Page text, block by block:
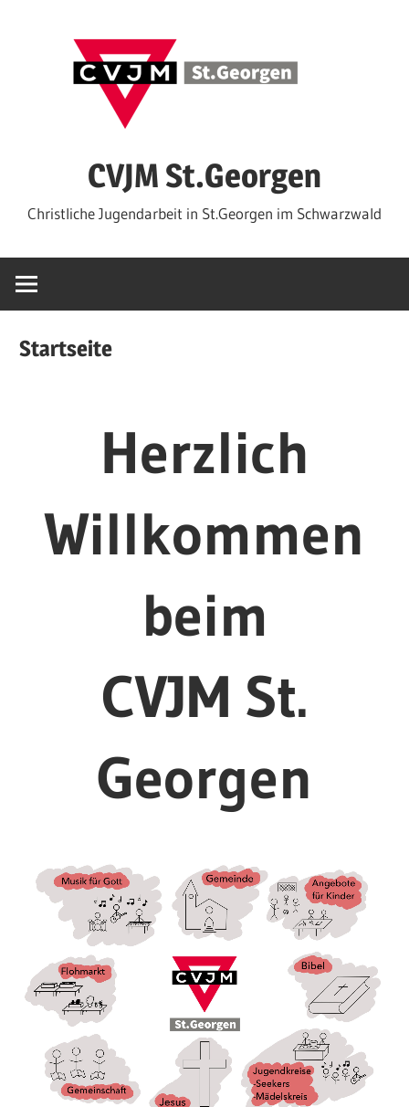
CVJM St.Georgen
Christliche Jugendarbeit in St.Georgen im Schwarzwald
Startseite
Herzlich
Willkommen
beim
CVJM St.
Georgen